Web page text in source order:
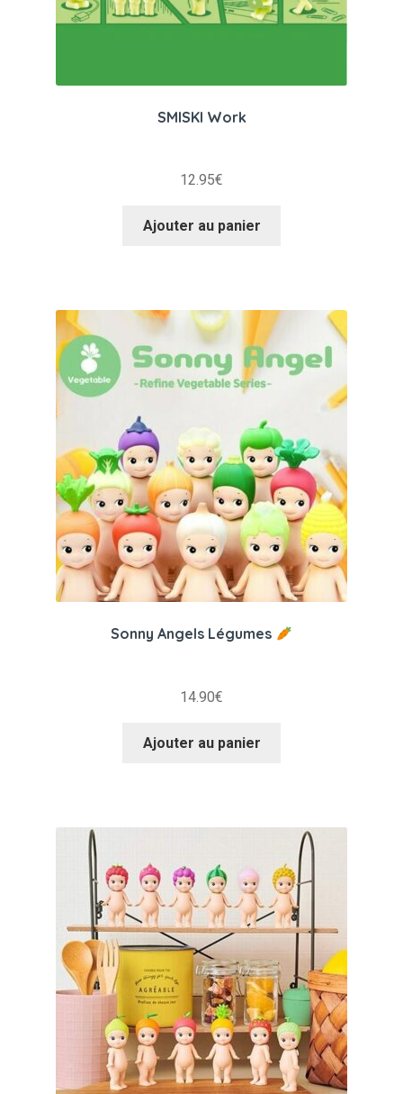
SMISKI Work
12.95€
Ajouter au panier
Sonny Angels Légumes
14.90€
Ajouter au panier